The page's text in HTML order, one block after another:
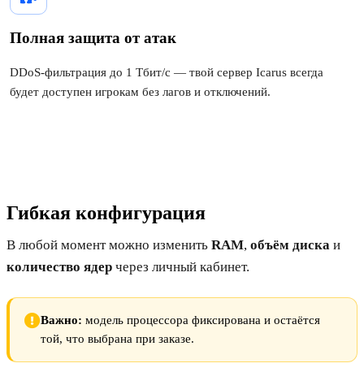
Полная защита от атак
DDoS-фильтрация до 1 Тбит/с — твой сервер Icarus всегда
будет доступен игрокам без лагов и отключений.
Гибкая конфигурация
В любой момент можно изменить RAM, объём диска и
количество ядер через личный кабинет.
Важно: модель процессора фиксирована и остаётся
той, что выбрана при заказе.